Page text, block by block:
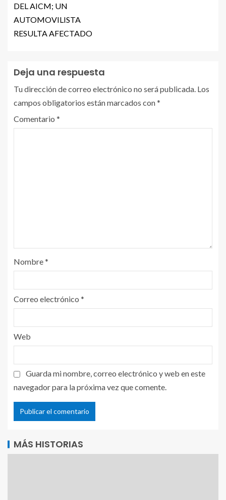
DEL AICM; UN
AUTOMOVILISTA
RESULTA AFECTADO
Deja una respuesta
Tu dirección de correo electrónico no será publicada. Los
campos obligatorios están marcados con*
Comentario *
Nombre*
Correo electrónico *
Web
Guarda mi nombre, correo electrónico y web en este
navegador para la próxima vez que comente.
MÁS HISTORIAS